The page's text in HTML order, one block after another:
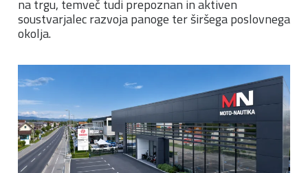
na trgu, temveč tudi prepoznan in aktiven
soustvarjalec razvoja panoge ter širšega poslovnega
okolja.